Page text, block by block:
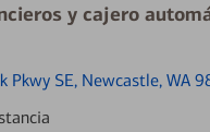
y cajero
Pkwy SE, Newcastle, WA